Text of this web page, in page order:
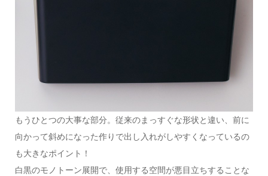
もうひとつの大事な部分。従来のまっすぐな形状と違い、前に
向かって斜めになった作りで出し入れがしやすくなっているの
も大きなポイント！
白黒のモノトーン展開で、使用する空間が悪目立ちすることな